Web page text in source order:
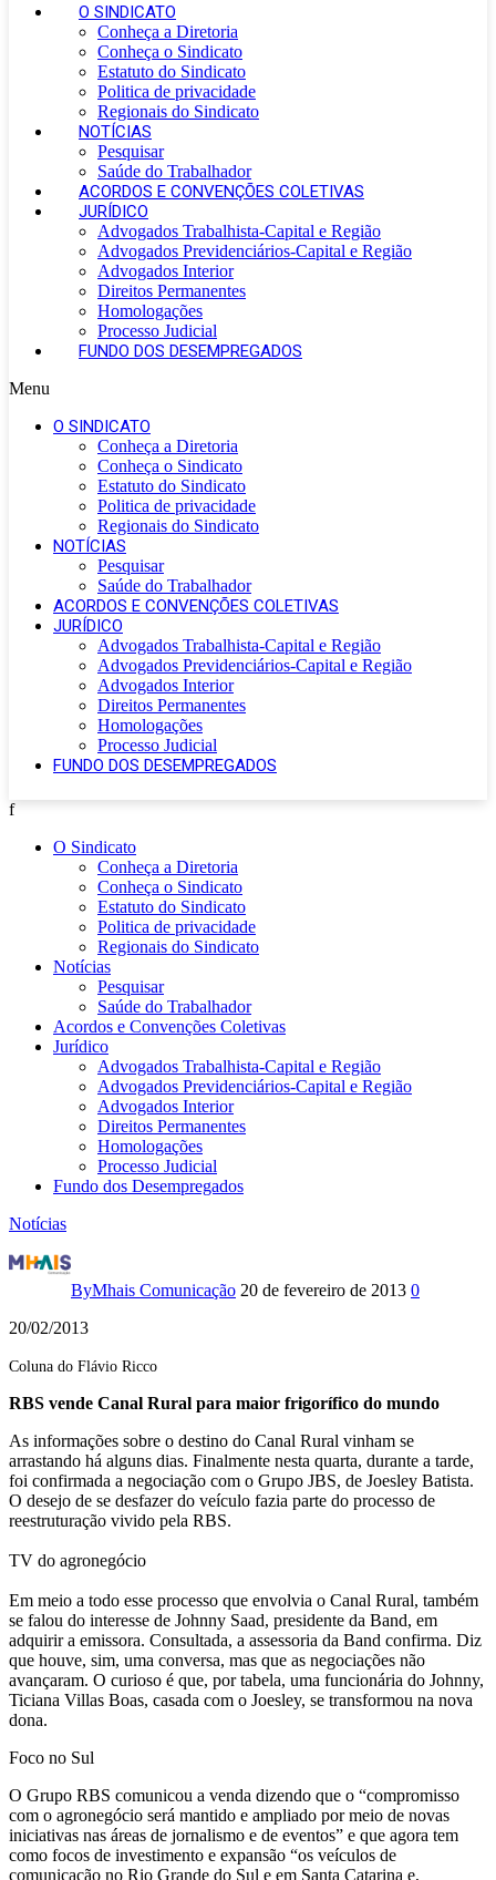
O SINDICATO
Conheça a Diretoria
Conheça o Sindicato
Estatuto do Sindicato
Politica de privacidade
Regionais do Sindicato
NOTÍCIAS
Pesquisar
Saúde do Trabalhador
ACORDOS E CONVENÇÕES COLETIVAS
JURÍDICO
Advogados Trabalhista-Capital e Região
Advogados Previdenciários-Capital e Região
Advogados Interior
Direitos Permanentes
Homologações
Processo Judicial
FUNDO DOS DESEMPREGADOS
Menu
O SINDICATO
Conheça a Diretoria
Conheça o Sindicato
Estatuto do Sindicato
Politica de privacidade
Regionais do Sindicato
NOTÍCIAS
Pesquisar
Saúde do Trabalhador
ACORDOS E CONVENÇÕES COLETIVAS
JURÍDICO
Advogados Trabalhista-Capital e Região
Advogados Previdenciários-Capital e Região
Advogados Interior
Direitos Permanentes
Homologações
Processo Judicial
FUNDO DOS DESEMPREGADOS
f
O Sindicato
Conheça a Diretoria
Conheça o Sindicato
Estatuto do Sindicato
Politica de privacidade
Regionais do Sindicato
Notícias
Pesquisar
Saúde do Trabalhador
Acordos e Convenções Coletivas
Jurídico
Advogados Trabalhista-Capital e Região
Advogados Previdenciários-Capital e Região
Advogados Interior
Direitos Permanentes
Homologações
Processo Judicial
Fundo dos Desempregados
Notícias
RBS
vende
Canal
Rural
para
maior
frigorífico
do
mundo
ByMhais Comunicação 20 de fevereiro de 2013 0
20/02/2013
Coluna do Flávio Ricco
RBS vende Canal Rural para maior frigorífico do mundo
As informações sobre o destino do Canal Rural vinham se
arrastando há alguns dias. Finalmente nesta quarta, durante a tarde,
foi confirmada a negociação com o Grupo JBS, de Joesley Batista.
O desejo de se desfazer do veículo fazia parte do processo de
reestruturação vivido pela RBS.
TV do agronegócio
Em meio a todo esse processo que envolvia o Canal Rural, também
se falou do interesse de Johnny Saad, presidente da Band, em
adquirir a emissora. Consultada, a assessoria da Band confirma. Diz
que houve, sim, uma conversa, mas que as negociações não
avançaram. O curioso é que, por tabela, uma funcionária do Johnny,
Ticiana Villas Boas, casada com o Joesley, se transformou na nova
dona.
Foco no Sul
O Grupo RBS comunicou a venda dizendo que o “compromisso
com o agronegócio será mantido e ampliado por meio de novas
iniciativas nas áreas de jornalismo e de eventos” e que agora tem
como focos de investimento e expansão “os veículos de
comunicação no Rio Grande do Sul e em Santa Catarina e,